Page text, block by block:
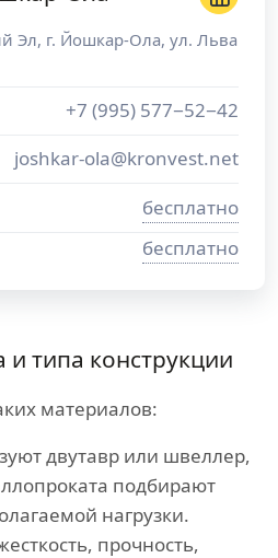
Эл, г. Йошкар-Ола, ул. Льва
+7 (995) 577−52−42
joshkar-ola@kronvest.net
бесплатно
бесплатно
и типа конструкции
материалов:
двутавр или швеллер,
подбирают
нагрузки.
прочность,